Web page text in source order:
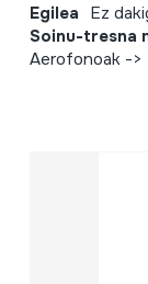
Egilea Ez
Soinu-tresna
Aerofonoak ->